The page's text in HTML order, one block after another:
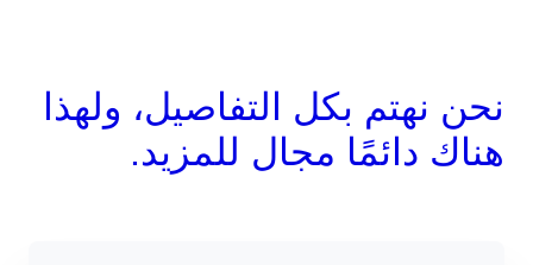
نحن نهتم بكل التفاصيل، ولهذا
هناك دائمًا مجال للمزيد.